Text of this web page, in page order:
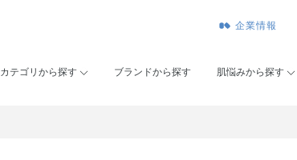
企業情報
カテゴリから探す ブランドから探す 肌悩みから探す